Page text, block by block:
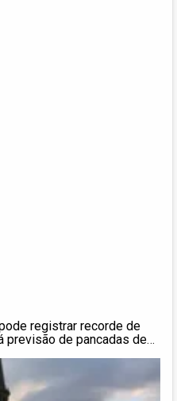
registrar recorde de
previsão de pancadas de